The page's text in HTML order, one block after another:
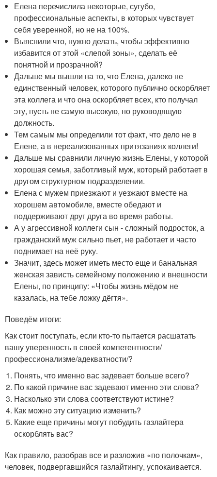
Елена перечислила некоторые, сугубо,
профессиональные аспекты, в которых чувствует
себя уверенной, но не на 100%.
Выяснили что, нужно делать, чтобы эффективно
избавится от этой «слепой зоны», сделать её
понятной и прозрачной?
Дальше мы вышли на то, что Елена, далеко не
единственный человек, которого публично оскорбляет
эта коллега и что она оскорбляет всех, кто получал
эту, пусть не самую высокую, но руководящую
должность.
Тем самым мы определили тот факт, что дело не в
Елене, а в нереализованных притязаниях коллеги!
Дальше мы сравнили личную жизнь Елены, у которой
хорошая семья, заботливый муж, который работает в
другом структурном подразделении.
Елена с мужем приезжают и уезжают вместе на
хорошем автомобиле, вместе обедают и
поддерживают друг друга во время работы.
А у агрессивной коллеги сын - сложный подросток, а
гражданский муж сильно пьет, не работает и часто
поднимает на неё руку.
Значит, здесь может иметь место еще и банальная
женская зависть семейному положению и внешности
Елены, по принципу: «Чтобы жизнь мёдом не
казалась, на тебе ложку дёгтя».
Поведём итоги:
Как стоит поступать, если кто-то пытается расшатать
вашу уверенность в своей компетентности/
профессионализме/адекватности/?
Понять, что именно вас задевает больше всего?
По какой причине вас задевают именно эти слова?
Насколько эти слова соответствуют истине?
Как можно эту ситуацию изменить?
Какие еще причины могут побудить газлайтера
оскорблять вас?
Как правило, разобрав все и разложив «по полочкам»,
человек, подвергавшийся газлайтингу, успокаивается.